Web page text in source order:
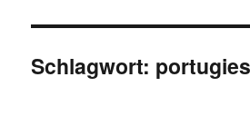
Schlagwort: